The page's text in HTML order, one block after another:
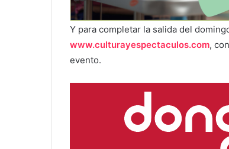
Y para completar la salida del
www.culturayespectaculos.com,
evento.